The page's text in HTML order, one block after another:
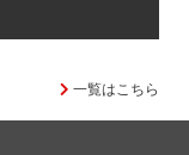
一覧はこちら